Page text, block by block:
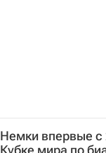
Немки впервые с
Кубке мира по